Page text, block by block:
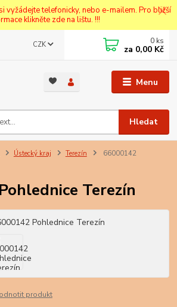
vyžádejte telefonicky, nebo e-mailem. Pro bližší
klikněte zde na lištu. !!!
Menu
CZK
Hledat
0 ks
za 0,00 Kč
Ústecký kraj Terezín
66000142
Terezín
produkt